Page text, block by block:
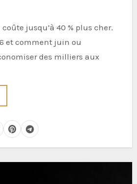
peut réduire
de 40 %
basées sur des
2026)
et comment juin ou
des milliers aux